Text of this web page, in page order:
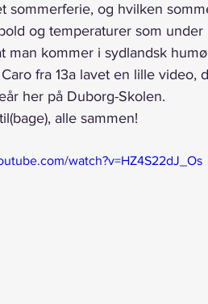
sommerferie, og hvilken
og temperaturer som under
man kommer i sydlandsk
fra 13a lavet en lille
her på Duborg-Skolen.
alle sammen!
watch?v=HZ4S22dJ_Os